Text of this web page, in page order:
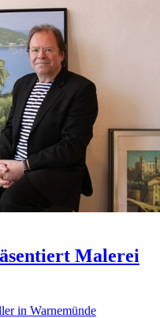
Malerei
in Warnemünde